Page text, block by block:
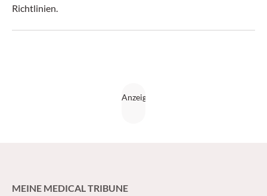
Richtlinien.
MEINE MEDICAL TRIBUNE